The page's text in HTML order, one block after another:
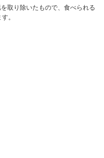
取り除いたもので、食べられる
。